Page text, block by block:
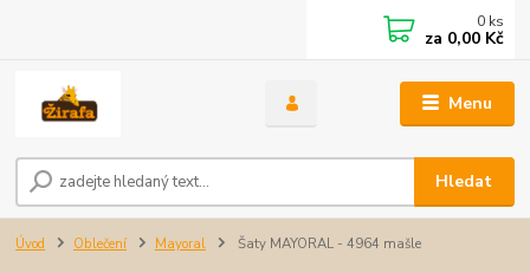
Menu
Hledat
0 ks
za 0,00 Kč
Úvod Oblečení Mayoral Šaty MAYORAL - 4964 mašle